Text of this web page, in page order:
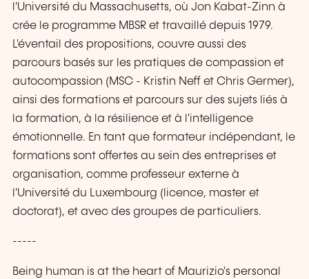
l'Université du Massachusetts, où Jon Kabat-Zinn à
crée le programme MBSR et travaillé depuis 1979.
L'éventail des propositions, couvre aussi des
parcours basés sur les pratiques de compassion et
autocompassion (MSC - Kristin Neff et Chris Germer),
ainsi des formations et parcours sur des sujets liés à
la formation, à la résilience et à l'intelligence
émotionnelle. En tant que formateur indépendant, le
formations sont offertes au sein des entreprises et
organisation, comme professeur externe à
l'Université du Luxembourg (licence, master et
doctorat), et avec des groupes de particuliers.
-----
Being human is at the heart of Maurizio's personal